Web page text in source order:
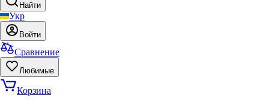
Найти
Укр
Войти
Сравнение
Любимые
Корзина